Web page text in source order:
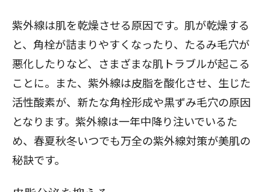
紫外線は肌を乾燥させる原因です。肌が乾燥する
と、角栓が詰まりやすくなったり、たるみ毛穴が
悪化したりなど、さまざまな肌トラブルが起こる
ことに。また、紫外線は皮脂を酸化させ、生じた
活性酸素が、新たな角栓形成や黒ずみ毛穴の原因
となります。紫外線は一年中降り注いでいるた
め、春夏秋冬いつでも万全の紫外線対策が美肌の
秘訣です。